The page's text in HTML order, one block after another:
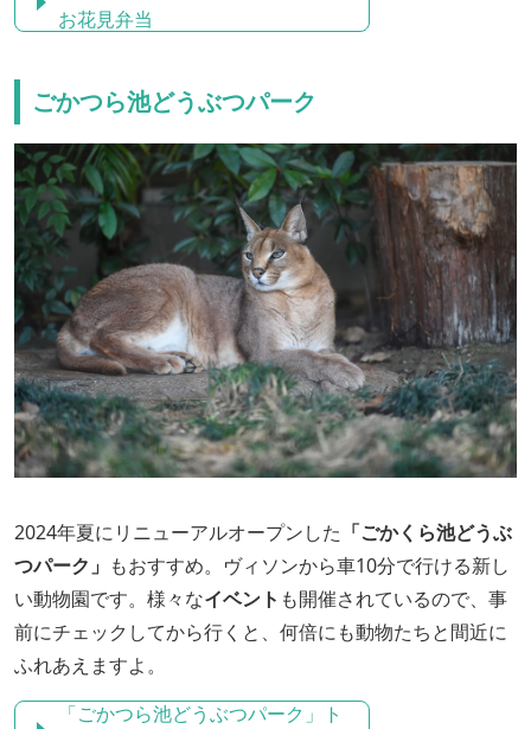
お花見弁当
ごかつら池どうぶつパーク
2024年夏にリニューアルオープンした 「ごかくら池どうぶ
つパーク」 もおすすめ。ヴィソンから車10分で行ける新し
い動物園です。様々なイベント も開催されているので、事
前にチェックしてから行くと、何倍にも動物たちと間近に
ふれあえますよ。
「ごかつら池どうぶつパーク」ト